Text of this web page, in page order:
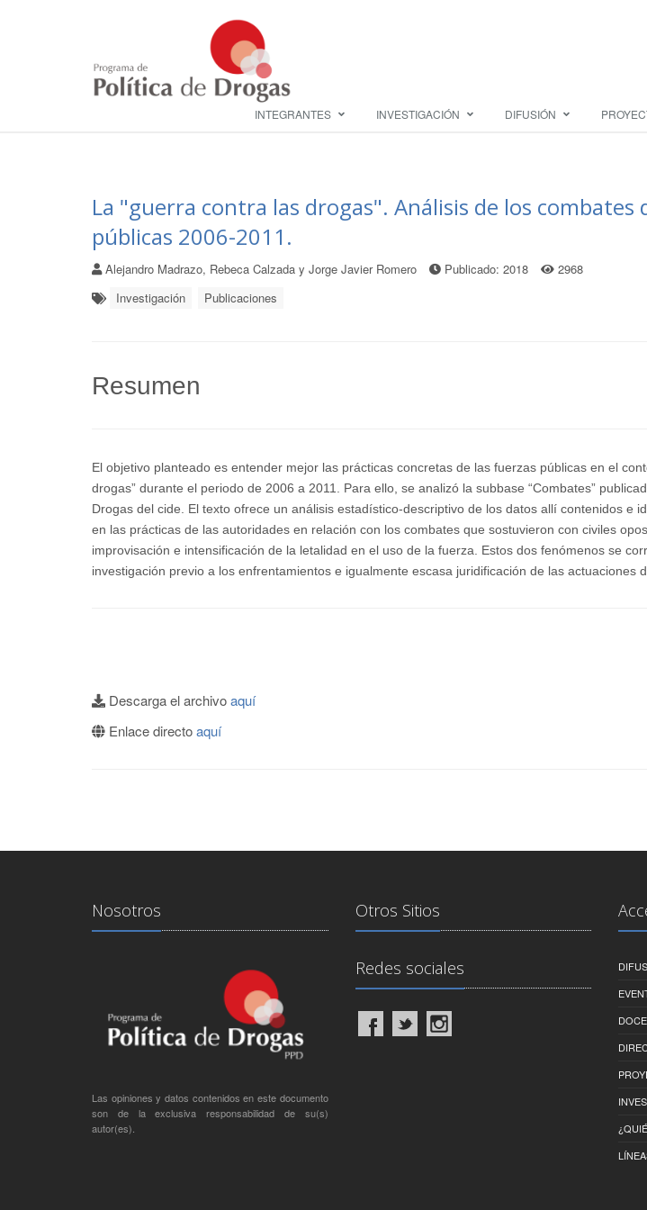
INTEGRANTES INVESTIGACIÓN DIFUSIÓN
La "guerra contra las drogas". Análisis de los combates
públicas 2006-2011.
Alejandro Madrazo, Rebeca Calzada y Jorge Javier Romero Publicado: 2018
2968
Investigación
Publicaciones
Resumen
El objetivo planteado es entender mejor las prácticas concretas de las fuerzas públicas en el
drogas” durante el periodo de 2006 a 2011. Para ello, se analizó la subbase “Combates”
Drogas del cide. El texto ofrece un análisis estadístico-descriptivo de los datos allí contenidos e
en las prácticas de las autoridades en relación con los combates que sostuvieron con civiles
improvisación e intensificación de la letalidad en el uso de la fuerza. Estos dos fenómenos se
investigación previo a los enfrentamientos e igualmente escasa juridificación de las actuaciones
Descarga el archivoaquí
Enlace directoaquí
Nosotros
Las opiniones y datos contenidos en este documento
son de la exclusiva responsabilidad de su(s)
autor(es).
Otros Sitios
Redes sociales